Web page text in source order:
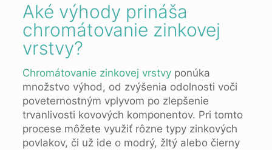
Aké výhody prináša
chromátovanie zinkovej
vrstvy?
Chromátovanie zinkovej vrstvyponúka
množstvo výhod, od zvýšenia odolnosti voči
poveternostným vplyvom po zlepšenie
trvanlivosti kovových komponentov. Pri tomto
procese môžete využiť rôzne typy zinkových
povlakov, či už ide o modrý, žltý alebo čierny